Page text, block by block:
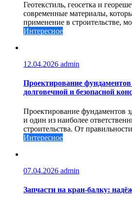
Геотекстиль, геосетка и
современные материалы,
применение в строительстве,
Интересное
12.04.2026 admin
Проектирование фундаментов
долговечной и безопасной
Проектирование фундаментов
и один из наиболее
строительства. От
Интересное
07.04.2026 admin
Запчасти на кран-балку: